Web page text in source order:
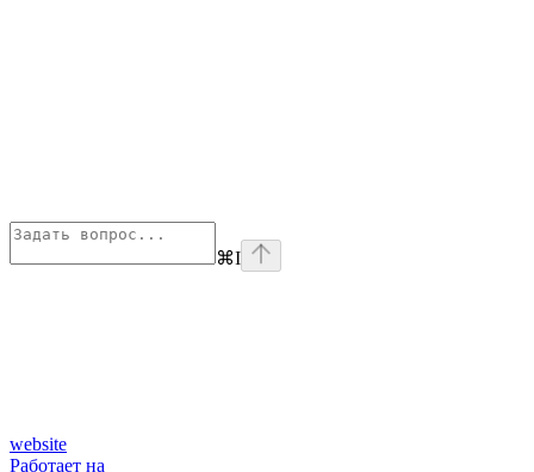
⌘I
website
Работает на